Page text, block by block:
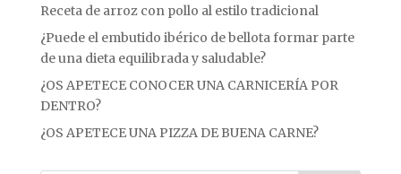
Receta de arroz con pollo al estilo tradicional
¿Puede el embutido ibérico de bellota formar parte
de una dieta equilibrada y saludable?
¿OS APETECE CONOCER UNA CARNICERÍA POR
DENTRO?
¿OS APETECE UNA PIZZA DE BUENA CARNE?